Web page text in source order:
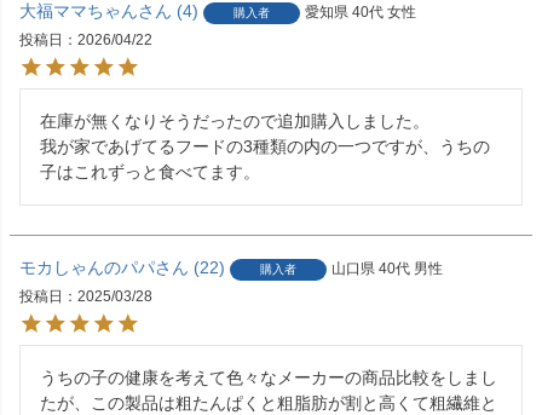
大福ママちゃん 4 購入者 愛知県 40代 女性
投稿日
2026/04/22
在庫が無くなりそうだったので追加購入しました。
我が家であげてるフードの3種類の内の一つですが、うちの
子はこれずっと食べてます。
モカしゃんのパパ 22 購入者 山口県 40代 男性
投稿日
2025/03/28
うちの子の健康を考えて色々なメーカーの商品比較をしまし
たが、この製品は粗たんぱくと粗脂肪が割と高くて粗繊維と